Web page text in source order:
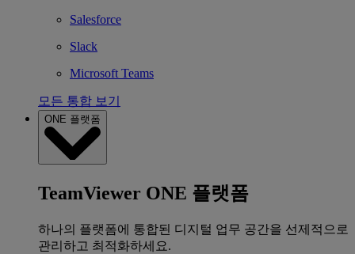
Salesforce
Slack
Microsoft Teams
모든 통합 보기
ONE 플랫폼
TeamViewer ONE 플랫폼
하나의 플랫폼에 통합된 디지털 업무 공간을 선제적으로
관리하고 최적화하세요.